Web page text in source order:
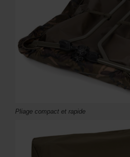
Pliage compact et rapide